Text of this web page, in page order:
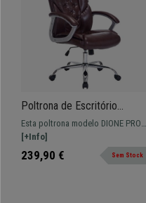
Poltrona de Escritório
DIONE PRO, Elegante
Design, Bom Acolchoado,
Pele Bordeux
Esta poltrona modelo DIONE PRO
é a poltrona de escritório perfeita.
Muito confortável com
acolchoado de até 12cm,
[+Info]
239,90 € Sem Stock